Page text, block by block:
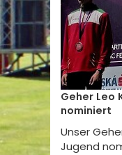
Geher Leo
nominiert
Unser
Jugend